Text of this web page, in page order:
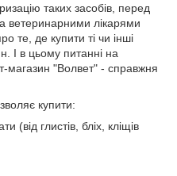
таких засобів, перед
ветеринарними лікарями
те, де купити ті чи інші
І в цьому питанні на
магазин "Волвет" - справжня
купити:
(від глистів, бліх, кліщів